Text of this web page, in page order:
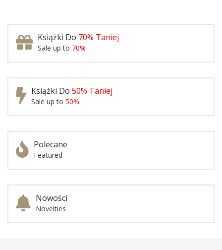
Książki Do 70% Taniej
Sale up to 70%
Książki Do 50% Taniej
Sale up to 50%
Polecane
Featured
Nowości
Novelties